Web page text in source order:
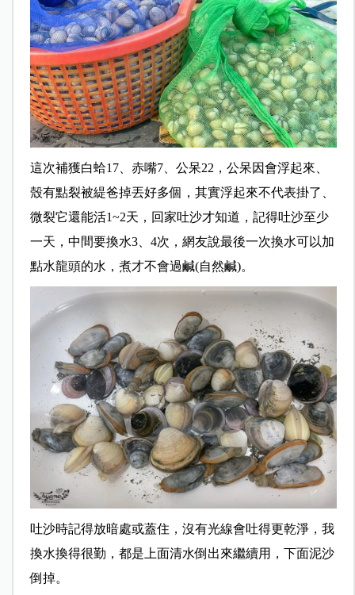
這次補獲白蛤17、赤嘴7、公呆22，公呆因會浮起來、
殼有點裂被緹爸掉丟好多個，其實浮起來不代表掛了、
微裂它還能活1~2天，回家吐沙才知道，記得吐沙至少
一天，中間要換水3、4次，網友說最後一次換水可以加
點水龍頭的水，煮才不會過鹹(自然鹹)。
吐沙時記得放暗處或蓋住，沒有光線會吐得更乾淨，我
換水換得很勤，都是上面清水倒出來繼續用，下面泥沙
倒掉。